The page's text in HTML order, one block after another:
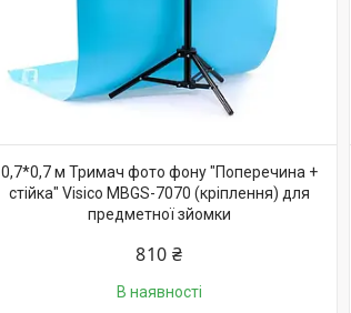
0,7*0,7 м Тримач фото фону "Поперечина +
стійка" Visico MBGS-7070 (кріплення) для
предметної зйомки
810 ₴
В наявності